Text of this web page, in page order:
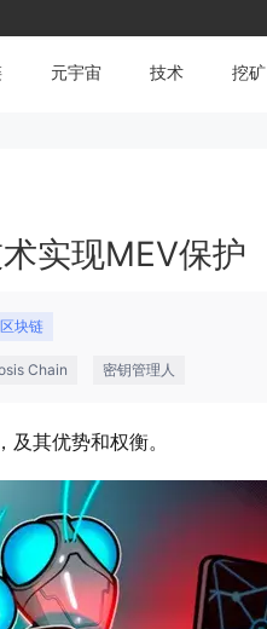
元宇宙 技术 挖矿
实现MEV保护
块链
Chain 密钥管理人
其优势和权衡。